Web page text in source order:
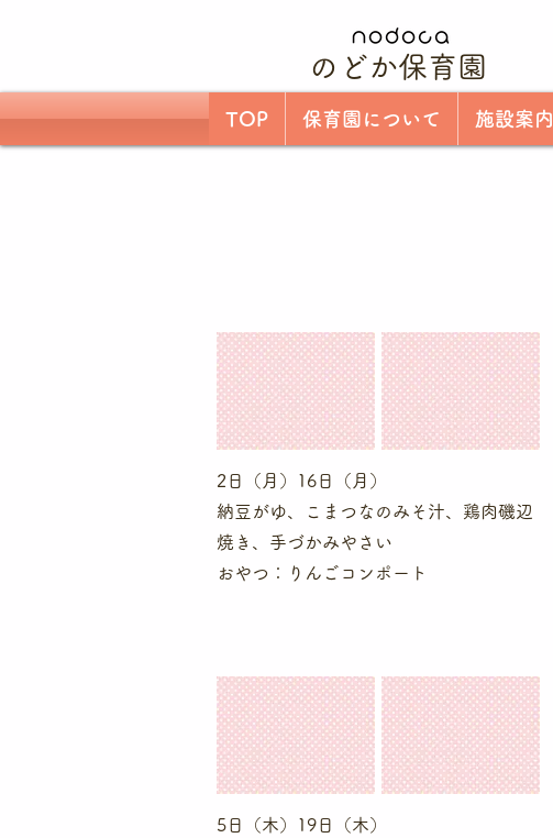
のどか保育園
TOP 保育園について 施設案内
2日（月）16日（月）
納豆がゆ、こまつなのみそ汁、鶏肉磯辺
焼き、手づかみやさい
​おやつ：りんごコンポート
5日（木）19日（木）